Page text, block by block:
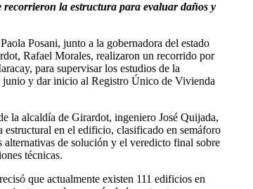
la estructura para evaluar daños y
Posani, junto a la gobernadora del estado
Rafael Morales, realizaron un recorrido por
para supervisar los estudios de la
junio y dar inicio al Registro Único de Vivienda
la alcaldía de Girardot, ingeniero José Quijada,
estructural en el edificio, clasificado en semáforo
de solución y el veredicto final sobre
técnicas.
que actualmente existen 111 edificios en